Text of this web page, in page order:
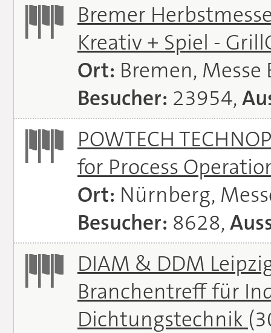
Bremer
Kreativ + Spiel -
Ort: Bremen, Messe
Besucher: 23954,
POWTECH
for Process
Ort: Nürnberg,
Besucher: 8628,
DIAM & DDM
Branchentreff für
Dichtungstechnik